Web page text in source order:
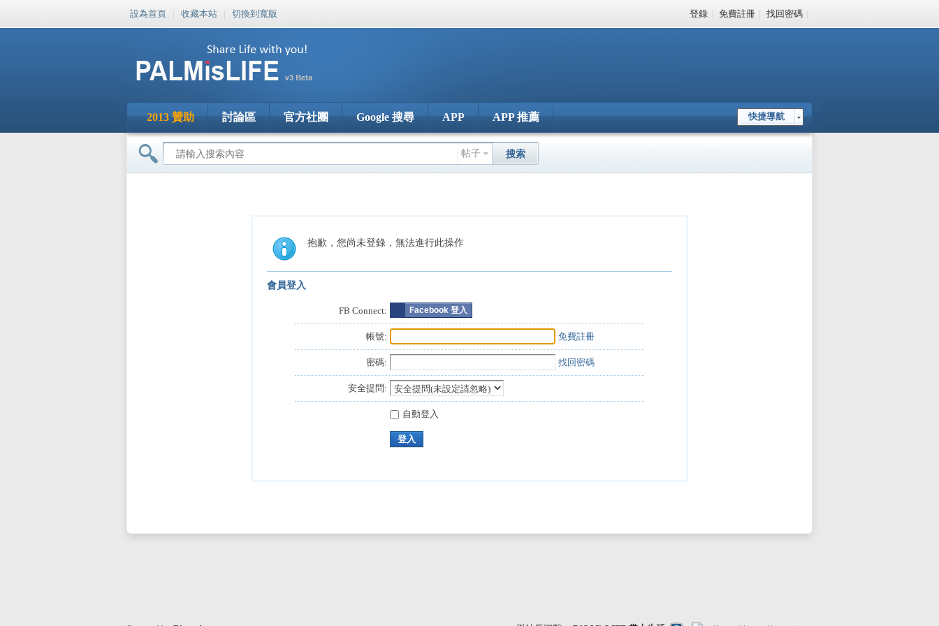
設為首頁 | 收藏本站 | 切換到寬版 登錄 | 免費註冊 | 找回密碼 |
快捷導航
2013 贊助 討論區 官方社團 Google 搜尋 APP APP 推薦
帖子 搜索
抱歉，您尚未登錄，無法進行此操作
會員登入
FB Connect: Facebook 登入
帳號: 免費註冊
密碼: 找回密碼
安全提問:
自動登入
登入